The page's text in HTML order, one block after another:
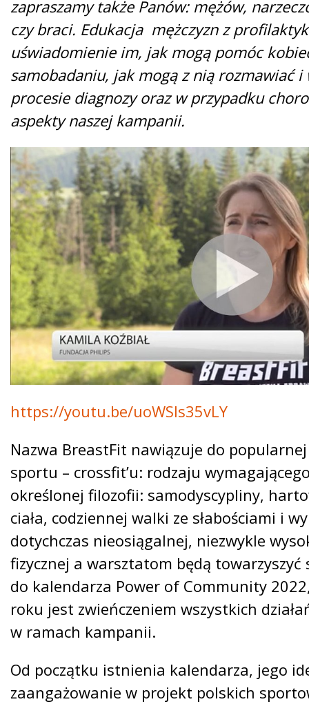
zapraszamy także Panów: mężów,
czy braci. Edukacja mężczyzn z
uświadomienie im, jak mogą pomóc
samobadaniu, jak mogą z nią rozmawiać i
procesie diagnozy oraz w przypadku
aspekty naszej kampanii.
https://youtu.be/uoWSls35vLY
Nazwa BreastFit nawiązuje do
sportu – crossfit’u: rodzaju
określonej filozofii: samodyscypliny,
ciała, codziennej walki ze słabościami i
dotychczas nieosiągalnej, niezwykle
fizycznej a warsztatom będą towarzyszyć
do kalendarza Power of Community
roku jest zwieńczeniem wszystkich
w ramach kampanii.
Od początku istnienia kalendarza, jego
zaangażowanie w projekt polskich